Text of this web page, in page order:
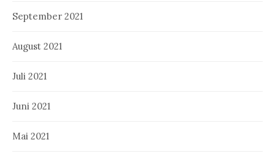
September 2021
August 2021
Juli 2021
Juni 2021
Mai 2021